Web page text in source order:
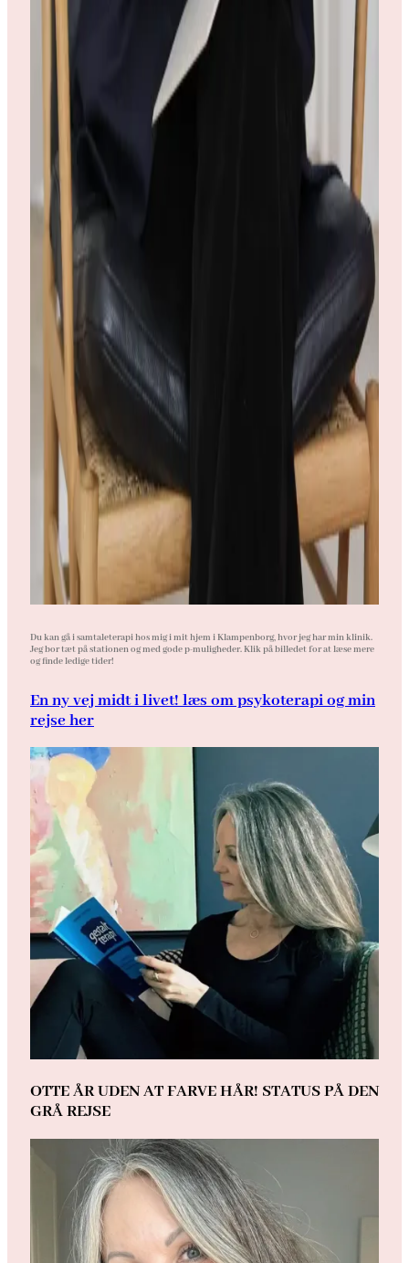
Du kan gå i samtaleterapi hos mig i mit hjem i Klampenborg, hvor jeg har min klinik.
Jeg bor tæt på stationen og med gode p-muligheder. Klik på billedet for at læse mere
og finde ledige tider!
En ny vej midt i livet! læs om psykoterapi og min
rejse her
OTTE ÅR UDEN AT FARVE HÅR! STATUS PÅ DEN
GRÅ REJSE